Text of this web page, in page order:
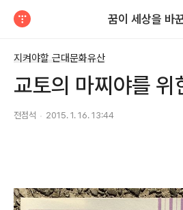
꿈이 세상을 바
지켜야할 근대문화유산
교토의 마찌야를 위
전점석 2015. 1. 16. 13:44